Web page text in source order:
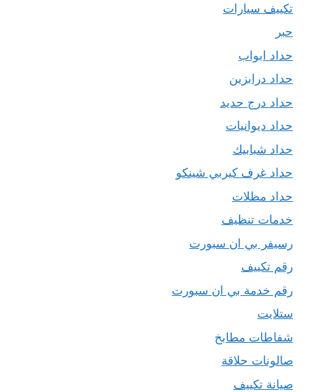
تكييف سيارات
حبر
حداد ابواب
حداد درابزين
حداد درج حديد
حداد ديوانيات
حداد شبابيك
حداد غرف كيربي شينكو
حداد مظلات
خدمات تنظيف
رسيفر بي ان سبورت
رقم تكييف
رقم خدمة بي ان سبورت
ستلايت
شفاطات مطابخ
صالونات حلاقة
صيانة تكييف